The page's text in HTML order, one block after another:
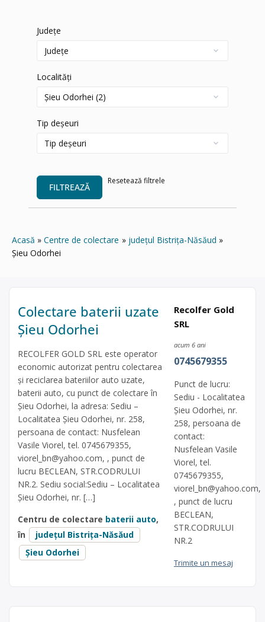
Județe
Localități
Tip deșeuri
FILTREAZĂ
Resetează filtrele
Acasă Centre de colectare
județul Bistrița-Năsăud
Șieu Odorhei
Colectare baterii uzate
Șieu Odorhei
RECOLFER GOLD SRL este operator
economic autorizat pentru colectarea
și reciclarea bateriilor auto uzate,
baterii auto, cu punct de colectare în
Șieu Odorhei, la adresa: Sediu –
Localitatea Șieu Odorhei, nr. 258,
persoana de contact: Nusfelean
Vasile Viorel, tel. 0745679355,
viorel_bn@yahoo.com, , punct de
lucru BECLEAN, STR.CODRULUI
NR.2. Sediu social:Sediu – Localitatea
Șieu Odorhei, nr. […]
Centru de colectare baterii auto,
în
județul Bistrița-Năsăud
Șieu Odorhei
Recolfer Gold
SRL
acum 6 ani
0745679355
Punct de lucru:
Sediu - Localitatea
Șieu Odorhei, nr.
258, persoana de
contact:
Nusfelean Vasile
Viorel, tel.
0745679355,
viorel_bn@yahoo.com,
, punct de lucru
BECLEAN,
STR.CODRULUI
NR.2
Trimite un mesaj